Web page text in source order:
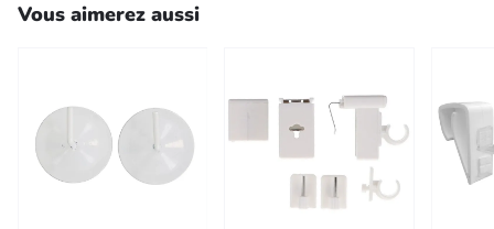
Vous aimerez aussi